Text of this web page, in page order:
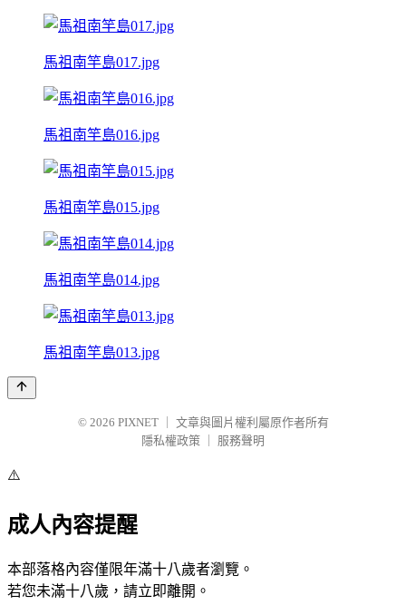
馬祖南竿島017.jpg
馬祖南竿島016.jpg
馬祖南竿島015.jpg
馬祖南竿島014.jpg
馬祖南竿島013.jpg
© 2026 PIXNET
文章與圖片權利屬原作者所有
隱私權政策
服務聲明
⚠️
成人內容提醒
本部落格內容僅限年滿十八歲者瀏覽。
若您未滿十八歲，請立即離開。